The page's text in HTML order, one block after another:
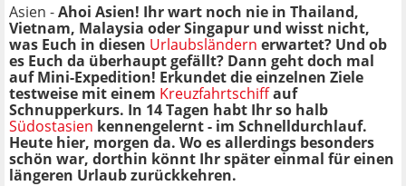
Asien -Ahoi Asien! Ihr wart noch nie in Thailand,
Vietnam, Malaysia oder Singapur und wisst nicht,
was Euch in diesen Urlaubsländern erwartet? Und ob
es Euch da überhaupt gefällt? Dann geht doch mal
auf Mini-Expedition! Erkundet die einzelnen Ziele
testweise mit einem Kreuzfahrtschiffauf
Schnupperkurs. In 14 Tagen habt Ihr so halb
Südostasien kennengelernt - im Schnelldurchlauf.
Heute hier, morgen da. Wo es allerdings besonders
schön war, dorthin könnt Ihr später einmal für einen
längeren Urlaub zurückkehren.